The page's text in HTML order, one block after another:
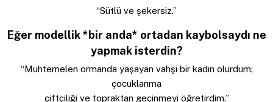
“Sütlü ve şekersiz.”
Eğer modellik *bir anda* ortadan kaybolsaydı ne
yapmak isterdin?
“Muhtemelen ormanda yaşayan vahşi bir kadın olurdum;
çocuklarıma
çiftçiliği ve topraktan geçinmeyi öğretirdim.”